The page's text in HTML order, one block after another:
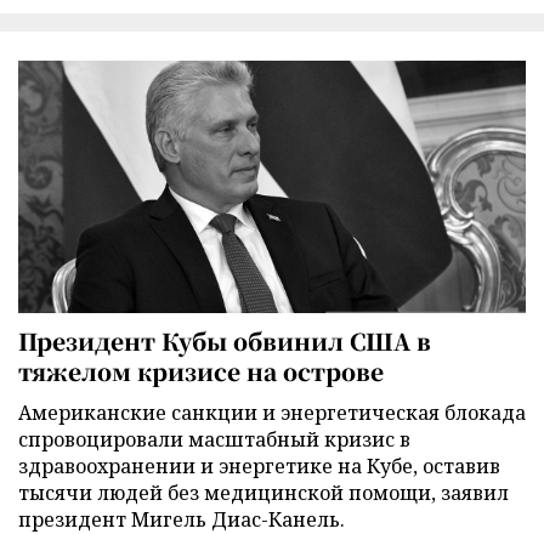
Президент Кубы обвинил США в
тяжелом кризисе на острове
Американские санкции и энергетическая блокада
спровоцировали масштабный кризис в
здравоохранении и энергетике на Кубе, оставив
тысячи людей без медицинской помощи, заявил
президент Мигель Диас-Канель.